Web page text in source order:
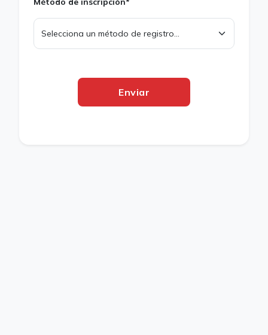
Enviar